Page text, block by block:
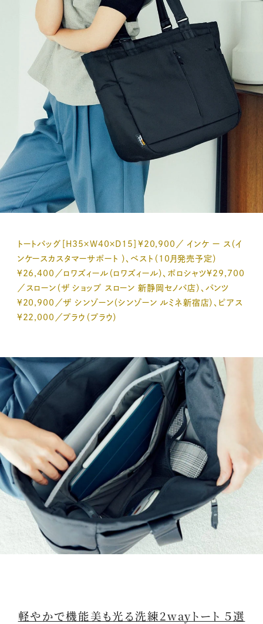
トートバッグ［H35×W40×D15］¥20,900／ インケ ー ス（イ
ンケースカスタマーサポート ）、ベスト（10月発売予定）
¥26,400／ロワズィール（ロワズィール）、ポロシャツ¥29,700
／スローン（ザ ショップ スローン 新静岡セノバ店）、パンツ
¥20,900／ザ シンゾーン（シンゾーン ルミネ新宿店）、ピアス
¥22,000／プラウ（プラウ）
軽やかで機能美も光る洗練2wayトート ５選